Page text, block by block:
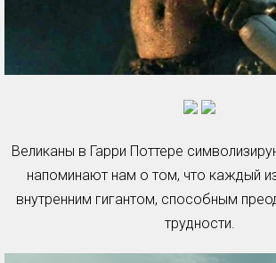
Великаны в Гарри Поттере
напоминают нам о том, что каждый
внутренним гигантом, способным
трудности.